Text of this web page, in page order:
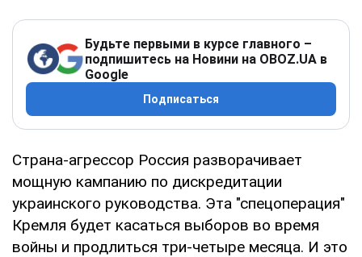
Будьте первыми в курсе главного –
подпишитесь на Новини на OBOZ.UA в
Google
Подписаться
Страна-агрессор Россия разворачивает
мощную кампанию по дискредитации
украинского руководства. Эта "спецоперация"
Кремля будет касаться выборов во время
войны и продлиться три-четыре месяца. И это